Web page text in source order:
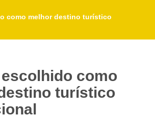
como melhor destino turístico
como
turístico